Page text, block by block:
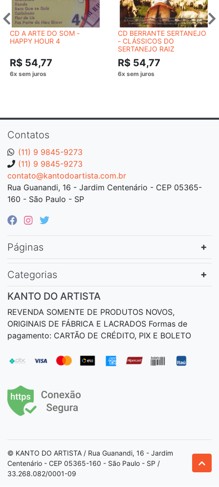
CD A ARTE DO SOM -
HAPPY HOUR 4
R$ 54,77
CD BERRANTE SERTANEJO
- CLÁSSICOS DO
SERTANEJO RAIZ
R$ 54,77
Contatos
(11) 9 9845-9273
(11) 9 9845-9273
contato@kantodoartista.com.br
Rua Guanandi, 16 - Jardim Centenário - CEP 05365-
160 - São Paulo - SP
Páginas
Categorias
KANTO DO ARTISTA
REVENDA SOMENTE DE PRODUTOS NOVOS,
ORIGINAIS DE FÁBRICA E LACRADOS Formas de
pagamento: CARTÃO DE CRÉDITO, PIX E BOLETO
© KANTO DO ARTISTA / Rua Guanandi, 16 - Jardim
Centenário - CEP 05365-160 - São Paulo - SP /
33.268.082/0001-09